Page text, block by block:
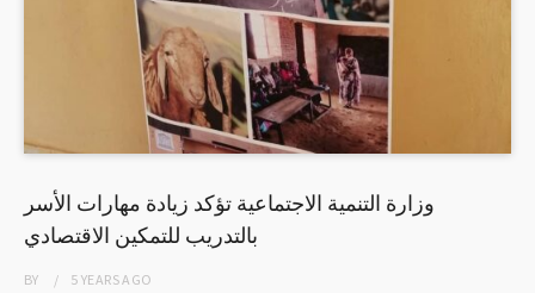
وزارة التنمية الاجتماعية تؤكد زيادة مهارات الأسر
بالتدريب للتمكين الاقتصادي
BY 5 YEARSAGO